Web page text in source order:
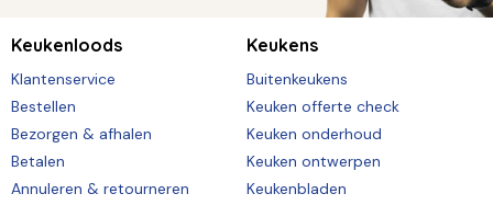
Keukenloods
Klantenservice
Bestellen
Bezorgen & afhalen
Betalen
Annuleren & retourneren
Keukens
Buitenkeukens
Keuken offerte check
Keuken onderhoud
Keuken ontwerpen
Keukenbladen